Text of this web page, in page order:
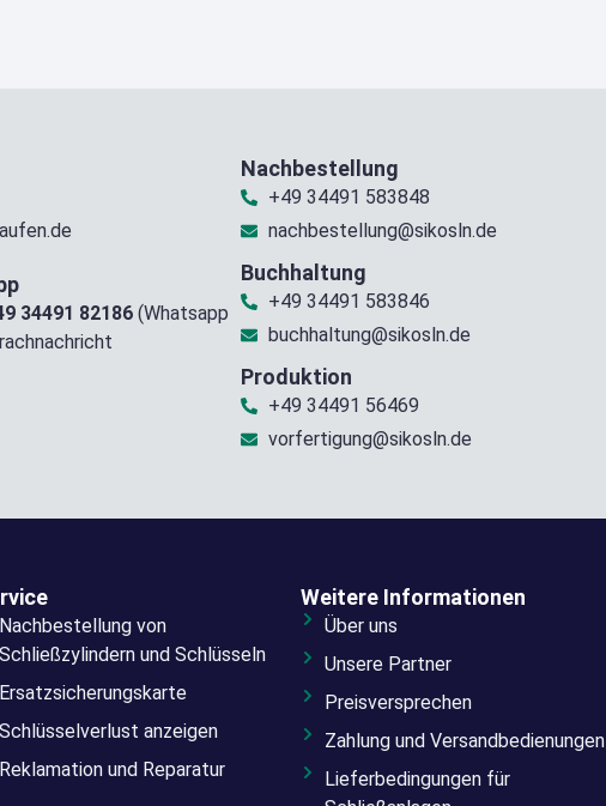
34491 82186 (Whatsapp
Nachbestellung
+49 34491 583848
nachbestellung@sikosln.de
Buchhaltung
+49 34491 583846
buchhaltung@sikosln.de
Produktion
+49 34491 56469
vorfertigung@sikosln.de
Nachbestellung von
Schließzylindern und Schlüsseln
Ersatzsicherungskarte
Schlüsselverlust anzeigen
Reklamation und Reparatur
Weitere Informationen
Über uns
Unsere Partner
Preisversprechen
Zahlung und Versandbedienungen
Lieferbedingungen für